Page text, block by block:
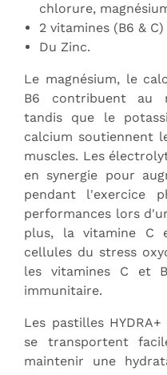
chlorure,
2 vitamines (B6 & C)
Du Zinc.
Le magnésium, le
B6 contribuent au
tandis que le
calcium soutiennent
muscles. Les
en synergie pour
pendant l'exercice
performances lors
plus, la vitamine C
cellules du stress
les vitamines C et
immunitaire.
Les pastilles
se transportent
maintenir une